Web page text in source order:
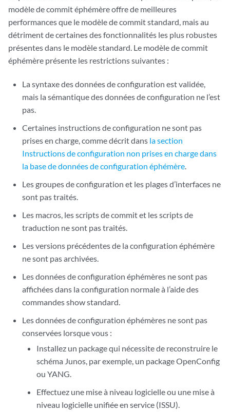
modèle de commit éphémère offre de meilleures
performances que le modèle de commit standard, mais au
détriment de certaines des fonctionnalités les plus robustes
présentes dans le modèle standard. Le modèle de commit
éphémère présente les restrictions suivantes :
La syntaxe des données de configuration est validée,
mais la sémantique des données de configuration ne l’est
pas.
Certaines instructions de configuration ne sont pas
prises en charge, comme décrit dans la section
Instructions de configuration non prises en charge dans
la base de données de configuration éphémère.
Les groupes de configuration et les plages d’interfaces ne
sont pas traités.
Les macros, les scripts de commit et les scripts de
traduction ne sont pas traités.
Les versions précédentes de la configuration éphémère
ne sont pas archivées.
Les données de configuration éphémères ne sont pas
affichées dans la configuration normale à l’aide des
commandes show standard.
Les données de configuration éphémères ne sont pas
conservées lorsque vous :
Installez un package qui nécessite de reconstruire le
schéma Junos, par exemple, un package OpenConfig
ou YANG.
Effectuez une mise à niveau logicielle ou une mise à
niveau logicielle unifiée en service (ISSU).